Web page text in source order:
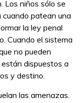
Los niños sólo se
cuando patean una
la ley penal
Cuando el sistema
no pueden
dispuestos a
y destino.
las amenazas.